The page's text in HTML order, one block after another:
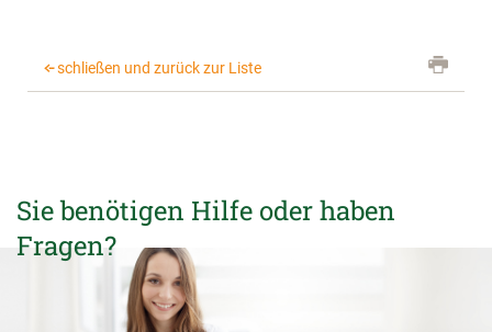
schließen und zurück zur Liste
Sie benötigen Hilfe oder haben
Fragen?